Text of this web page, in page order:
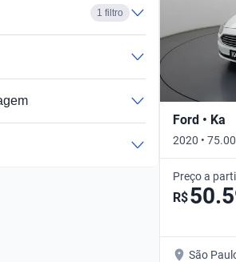
1 filtro
Ford • Ka
2020 •
Preço a
R$
São